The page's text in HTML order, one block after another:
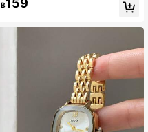
สำหรับใส่ประจำวัน ของขวัญนาฬิกา (1
฿159